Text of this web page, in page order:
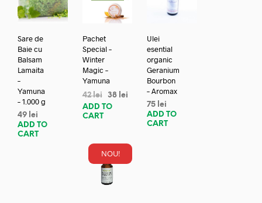
Sare de
Baie cu
Balsam
Lamaita
–
Yamuna
– 1.000 g
49 lei
ADD TO
CART
Pachet
Special –
Winter
Magic –
Yamuna
42lei 38 lei
ADD TO
CART
Ulei
esential
organic
Geranium
Bourbon
– Aromax
75 lei
ADD TO
CART
NOU!